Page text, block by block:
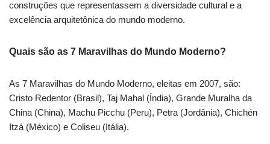
construções que representassem a diversidade cultural e a
excelência arquitetônica do mundo moderno.
Quais são as 7 Maravilhas do Mundo Moderno?
As 7 Maravilhas do Mundo Moderno, eleitas em 2007, são:
Cristo Redentor (Brasil), Taj Mahal (Índia), Grande Muralha da
China (China), Machu Picchu (Peru), Petra (Jordânia), Chichén
Itzá (México) e Coliseu (Itália).